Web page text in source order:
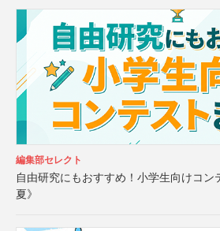
編集部セレクト
自由研究にもおすすめ！小学生向けコン
夏》